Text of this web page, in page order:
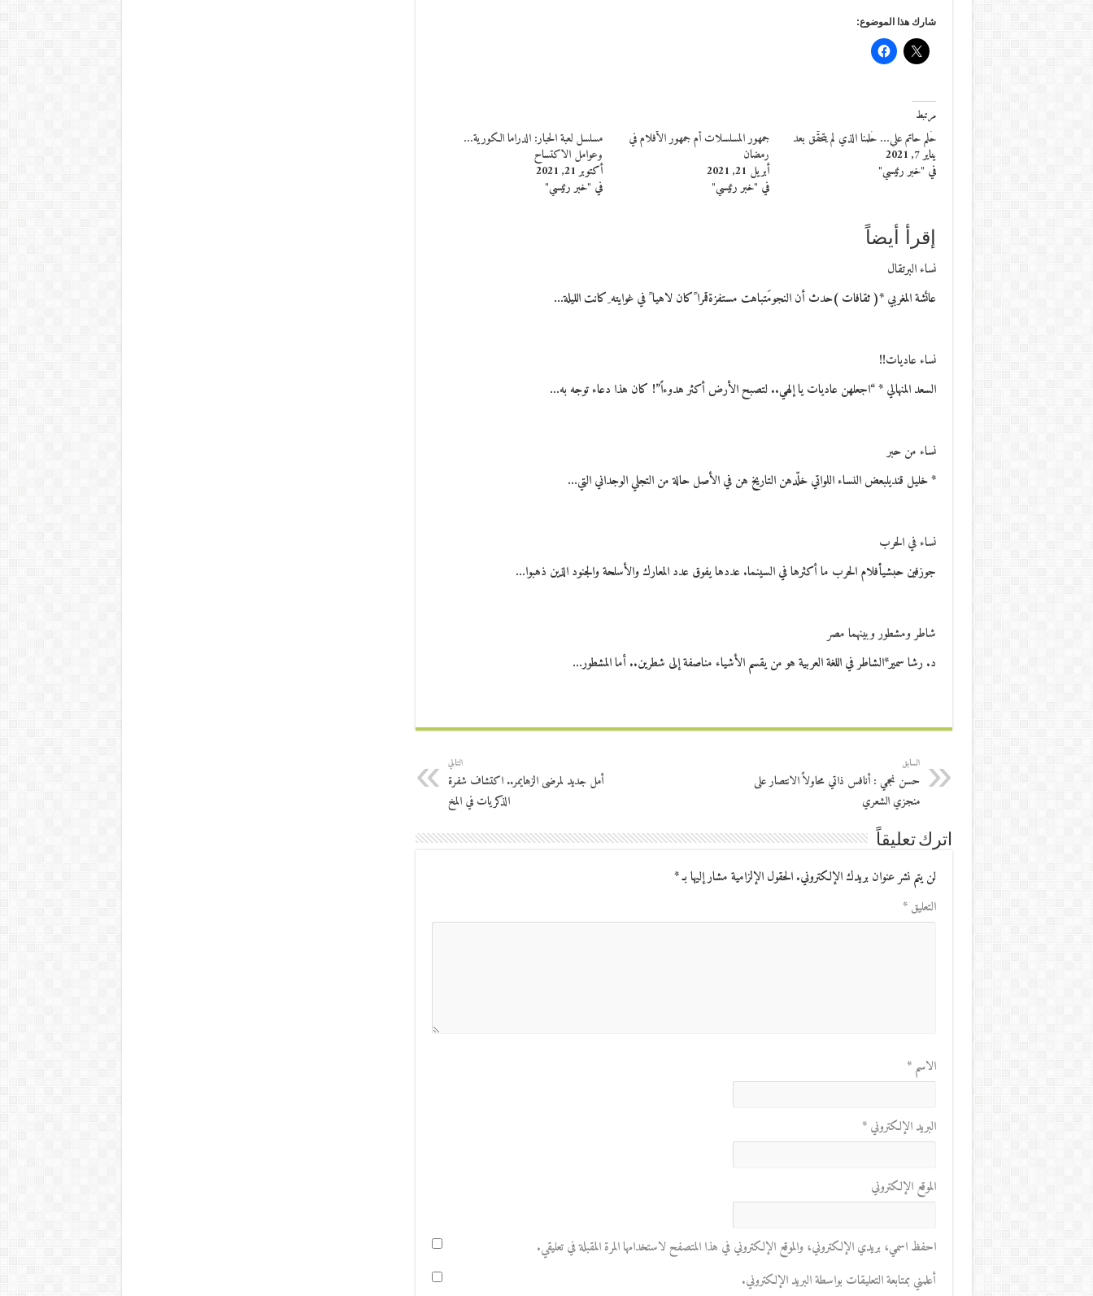
شارك هذا الموضوع:
مرتبط
حُلم حاتم علي… حُلمنا الذي لم يتحقّق بعد
يناير 7, 2021
في "خبر رئيسي"
جمهور المسلسلات أم جمهور الأفلام في
رمضان
أبريل 21, 2021
في "خبر رئيسي"
مسلسل لعبة الحبار: الدراما الكورية…
وعوامل الاكتساح
أكتوبر 21, 2021
في "خبر رئيسي"
إقرأ أيضاً
نساء البرتقال
عائشة المغربي *( ثقافات )حدث أن النجومَتباهت مستفزةقمرا ًكان لاهيا ً في غوايته ِكانت الليلة…
نساء عاديات!!
السعد المنهالي * “اجعلهن عاديات يا إلهي.. لتصبح الأرض أكثر هدوءاً”! كان هذا دعاء توجه به…
نساء من حبر
* خليل قنديلبعض النساء اللواتي خلّدهن التاريخ هن في الأصل حالة من التجلي الوجداني التي…
نساء في الحرب
جوزفين حبشيأفلام الحرب ما أكثرها في السينما. عددها يفوق عدد المعارك والأسلحة والجنود الذين ذهبوا…
شاطر ومشطور وبينهما مصر
د. رشا سمير*الشاطر في اللغة العربية هو من يقسم الأشياء مناصفة إلى شطرين.. أما المشطور…
السابق
حسن نجمي : أنافس ذاتي محاولاً الانتصار على
منجزي الشعري
التالي
أمل جديد لمرضى الزهايمر.. اكتشاف شفرة
الذكريات في المخ
اترك تعليقاً
لن يتم نشر عنوان بريدك الإلكتروني. الحقول الإلزامية مشار إليها بـ*
التعليق*
الاسم*
البريد الإلكتروني*
الموقع الإلكتروني
احفظ اسمي، بريدي الإلكتروني، والموقع الإلكتروني في هذا المتصفح لاستخدامها المرة المقبلة في تعليقي.
أعلمني بمتابعة التعليقات بواسطة البريد الإلكتروني.